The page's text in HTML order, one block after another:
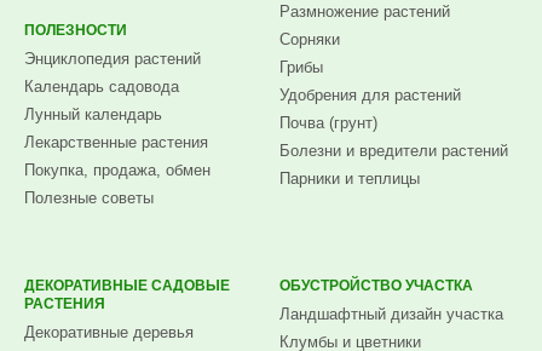
ПОЛЕЗНОСТИ
Энциклопедия растений
Календарь садовода
Лунный календарь
Лекарственные растения
Покупка, продажа, обмен
Полезные советы
Размножение растений
Сорняки
Грибы
Удобрения для растений
Почва (грунт)
Болезни и вредители растений
Парники и теплицы
ДЕКОРАТИВНЫЕ САДОВЫЕ
РАСТЕНИЯ
Декоративные деревья
ОБУСТРОЙСТВО УЧАСТКА
Ландшафтный дизайн участка
Клумбы и цветники